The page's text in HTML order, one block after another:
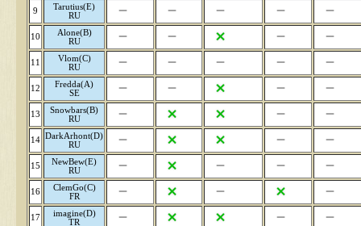
9
Tarutius(E)
RU
10
Alone(B)
RU
11
Vlom(C)
RU
12
Fredda(A)
SE
13
Snowbars(B)
RU
14 DarkArhont(D)
RU
15
NewBew(E)
RU
16
ClemGo(C)
FR
17
imagine(D)
TR